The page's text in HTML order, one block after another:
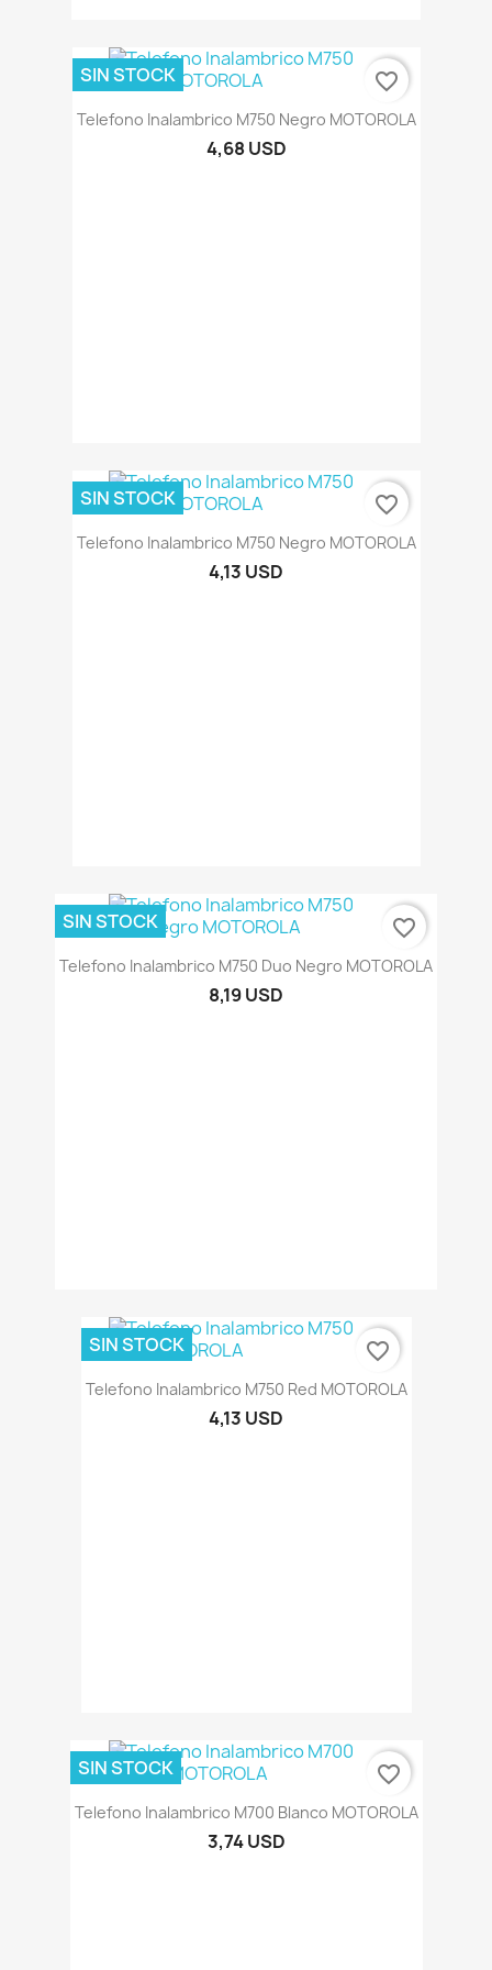
Telefono Inalambrico M750 Negro MOTOROLA
4,68 USD
SIN STOCK favorite_border
Telefono Inalambrico M750 Negro MOTOROLA
4,13 USD
SIN STOCK favorite_border
Telefono Inalambrico M750 Duo Negro MOTOROLA
8,19 USD
SIN STOCK favorite_border
Telefono Inalambrico M750 Red MOTOROLA
4,13 USD
SIN STOCK favorite_border
Telefono Inalambrico M700 Blanco MOTOROLA
3,74 USD
SIN STOCK favorite_border